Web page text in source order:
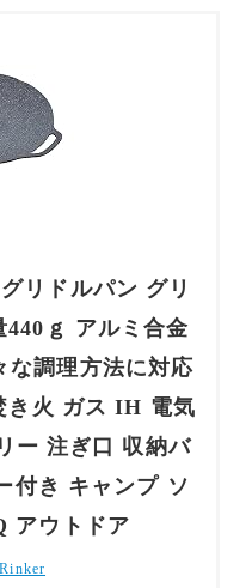
リドルパン グリ
ｇ アルミ合金
な調理方法に対応
き火 ガス IH 電気
ー 注ぎ口 収納バ
付き キャンプ ソ
アウトドア
Rinker